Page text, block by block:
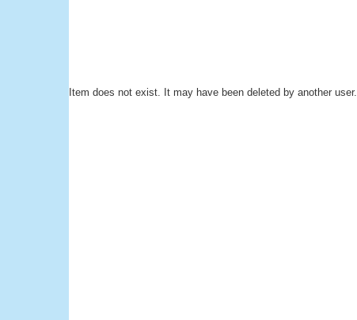
Item does not exist. It may have been deleted by another user.